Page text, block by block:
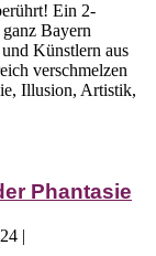
Ein 2-
Bayern
Künstlern aus
verschmelzen
Illusion, Artistik,
Phantasie
|